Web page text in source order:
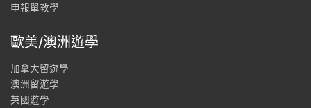
申報單教學
歐美/澳洲遊學
加拿大留遊學
澳洲留遊學
英國遊學